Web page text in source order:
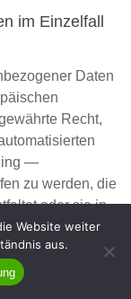
im Einzelfall
Daten
Recht,
—
zu werden, die
oder sie in
sofern die
oder die
betroffenen
Website weiter
aus.